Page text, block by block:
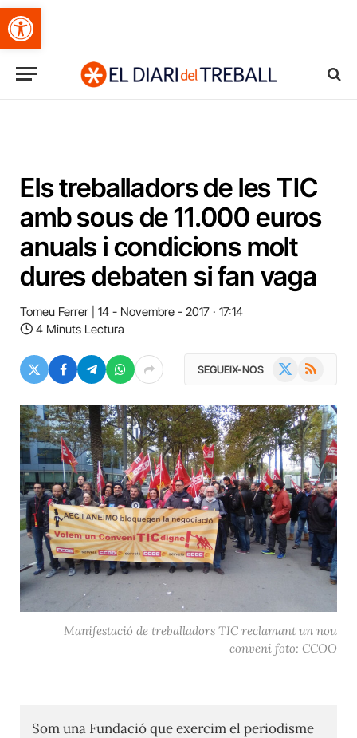
Obre la barra d'eines
Els treballadors de les TIC
amb sous de 11.000 euros
anuals i condicions molt
dures debaten si fan vaga
Tomeu Ferrer
14 - Novembre - 2017 · 17:14
4 Minuts Lectura
SEGUEIX-NOS RSS
Manifestació de treballadors TIC reclamant un nou
conveni foto: CCOO
Som una Fundació que exercim el periodisme